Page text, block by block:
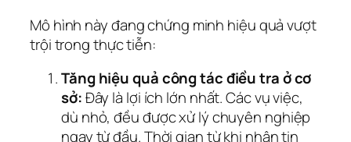
Mô hình này đang chứng minh hiệu quả vượt
trội trong thực tiễn:
Tăng hiệu quả công tác điều tra ở cơ
sở:Đây là lợi ích lớn nhất. Các vụ việc,
dù nhỏ, đều được xử lý chuyên nghiệp
ngay từ đầu. Thời gian từ khi nhận tin